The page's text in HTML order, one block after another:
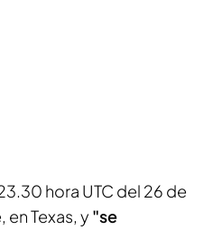
hora UTC del 26 de
Texas, y "se